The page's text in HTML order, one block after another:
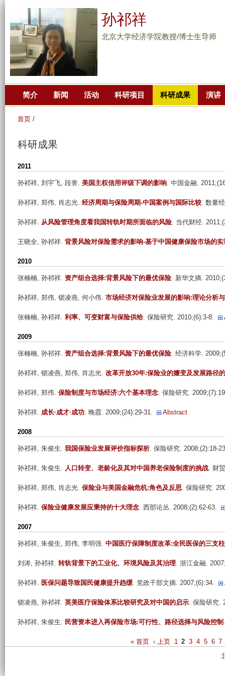
到
主
要
孙祁祥
北京大学经济学院教授/博士生导师
简介 新闻 活动 科研项目 科研成果 演讲
首页 /
科研成果
2011
孙祁祥, 刘宇飞, 段誉. 美国主权信用评级下调的影响. 中国金融.
孙祁祥, 郑伟, 肖志光. 经济周期与保险周期-中国案例与国际比较. 数量
孙祁祥. 从风险管理角度看我国转轨时期所面临的风险. 当代财经.
王晓全, 孙祁祥. 背景风险对保险需求的影响-基于中国健康保险市场的
2010
张楠楠, 孙祁祥. 资产组合选择:背景风险下的最优保险. 新华文摘.
孙祁祥, 郑伟, 锁凌燕, 何小伟. 市场经济对保险业发展的影响:理论分析
张楠楠, 孙祁祥. 利率、可变财富与保险供给. 保险研究. 2010;(6):3-8.
2009
张楠楠, 孙祁祥. 资产组合选择:背景风险下的最优保险. 经济科学.
孙祁祥, 锁凌燕, 郑伟, 肖志光. 改革开放30年:保险业的嬗变及发展路径
孙祁祥, 郑伟. 保险制度与市场经济:六个基本理念. 保险研究.
孙祁祥. 成长·成才·成功. 晚霞. 2009;(24):29-31. Abstract
2008
孙祁祥, 朱俊生. 我国保险业发展评价指标探析. 保险研究. 2008;(2):18-
孙祁祥, 朱俊生. 人口转变、老龄化及其对中国养老保险制度的挑战. 财
孙祁祥, 郑伟, 肖志光. 保险业与美国金融危机:角色及反思. 保险研究.
孙祁祥. 保险业健康发展应秉持的十大理念. 西部论丛. 2008;(2):62-63.
2007
孙祁祥, 朱俊生, 郑伟, 李明强. 中国医疗保障制度改革:全民医保的三支
刘涛, 孙祁祥. 转轨背景下的工业化、环境风险及其治理. 浙江金融.
孙祁祥. 医保问题导致国民健康提升趋缓. 党政干部文摘. 2007;(6):34.
锁凌燕, 孙祁祥. 英美医疗保险体系比较研究及对中国的启示. 保险研究.
孙祁祥, 朱俊生. 民营资本进入再保险市场:可行性、路径选择与风险控制
« 首页 ‹ 上页 1 2 3 4 5 6 7